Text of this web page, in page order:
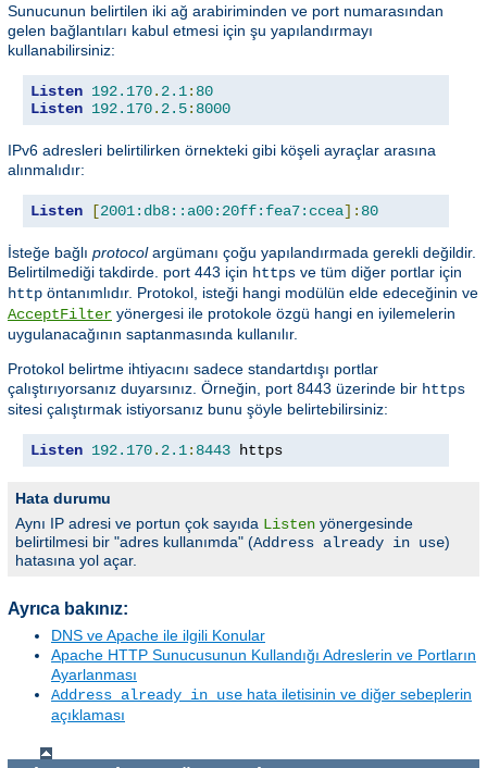
Sunucunun belirtilen iki ağ arabiriminden ve port numarasından
gelen bağlantıları kabul etmesi için şu yapılandırmayı
kullanabilirsiniz:
Listen 192.170. 2.1: 80
Listen 192.170. 2.5: 8000
IPv6 adresleri belirtilirken örnekteki gibi köşeli ayraçlar arasına
alınmalıdır:
Listen [2001:db8::a00:20ff:fea7:ccea]: 80
İsteğe bağlı protocolargümanı çoğu yapılandırmada gerekli değildir.
Belirtilmediği takdirde. port 443 için https ve tüm diğer portlar için
http öntanımlıdır. Protokol, isteği hangi modülün elde edeceğinin ve
AcceptFilter yönergesi ile protokole özgü hangi en iyilemelerin
uygulanacağının saptanmasında kullanılır.
Protokol belirtme ihtiyacını sadece standartdışı portlar
çalıştırıyorsanız duyarsınız. Örneğin, port 8443 üzerinde bir https
sitesi çalıştırmak istiyorsanız bunu şöyle belirtebilirsiniz:
Listen 192.170. 2.1: 8443 https
Hata durumu
Aynı IP adresi ve portun çok sayıda Listen yönergesinde
belirtilmesi bir "adres kullanımda" (Address already in use)
hatasına yol açar.
Ayrıca bakınız:
DNS ve Apache ile ilgili Konular
Apache HTTP Sunucusunun Kullandığı Adreslerin ve Portların
Ayarlanması
Address already in use hata iletisinin ve diğer sebeplerin
açıklaması